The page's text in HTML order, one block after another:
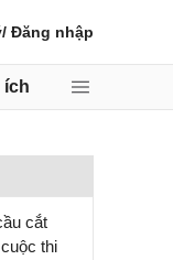
/ Đăng nhập
ích
cắt
thi